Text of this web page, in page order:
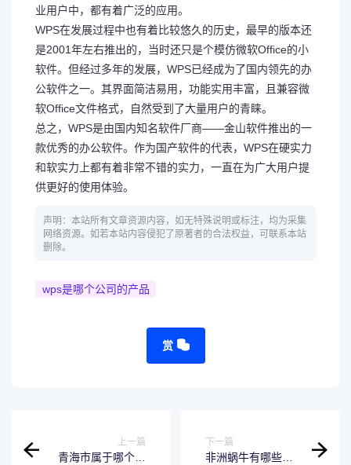
业用户中，都有着广泛的应用。
WPS在发展过程中也有着比较悠久的历史，最早的版本还
是2001年左右推出的，当时还只是个模仿微软Office的小
软件。但经过多年的发展，WPS已经成为了国内领先的办
公软件之一。其界面简洁易用，功能实用丰富，且兼容微
软Office文件格式，自然受到了大量用户的青睐。
总之，WPS是由国内知名软件厂商——金山软件推出的一
款优秀的办公软件。作为国产软件的代表，WPS在硬实力
和软实力上都有着非常不错的实力，一直在为广大用户提
供更好的使用体验。
声明：本站所有文章资源内容，如无特殊说明或标注，均为采集
网络资源。如若本站内容侵犯了原著者的合法权益，可联系本站
删除。
wps是哪个公司的产品
赏
上一篇
青海市属于哪个地
下一篇
非洲蜗牛有哪些常